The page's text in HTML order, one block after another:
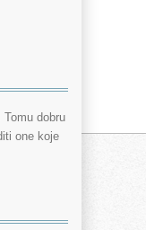
Tomu dobru
one koje